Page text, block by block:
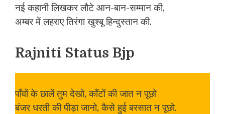
नई कहानी लिखकर लौटे आन-बान-सम्मान की,
अम्बर में लहराए तिरंगा खुश्बू हिन्दुस्तान की.
Rajniti Status Bjp
पाँवों के छालें तुम देखो, काँटों की जात न पूछो
बंजर धरती की पीड़ा जानो, कैसे हुई बरसात न पूछो.